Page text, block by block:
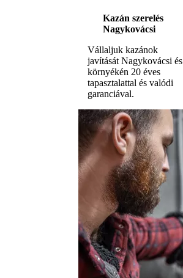
Kazán szerelés
Nagykovácsi
Vállaljuk kazánok
javítását Nagykovácsi és
környékén 20 éves
tapasztalattal és valódi
garanciával.